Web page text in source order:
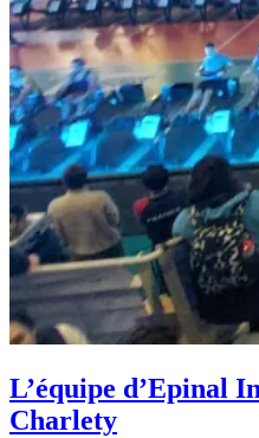
L’équipe d’Epinal
Charlety